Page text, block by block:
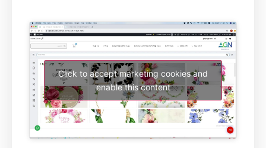
Click to accept marketing cookies and
enable this content